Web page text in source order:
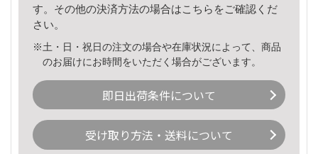
す。その他の決済方法の場合はこちら をご確認くだ
さい。
※土・日・祝日の注文の場合や在庫状況によって、商品
のお届けにお時間をいただく場合がございます。
即日出荷条件について
受け取り方法・送料について